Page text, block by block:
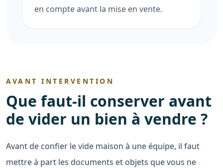
en compte avant la mise en vente.
AVANT INTERVENTION
Que faut-il conserver avant
de vider un bien à vendre ?
Avant de confier le vide maison à une équipe, il faut
mettre à part les documents et objets que vous ne